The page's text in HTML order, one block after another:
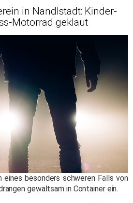
in Nandlstadt: Kinder-
Motorrad geklaut
besonders schweren Falls von
gewaltsam in Container ein.